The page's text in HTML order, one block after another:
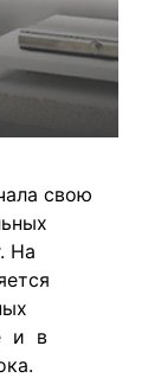
свою
На
и в